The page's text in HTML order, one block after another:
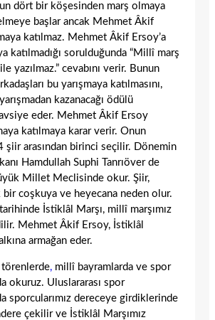
dört bir köşesinden marş olmaya
başlar ancak Mehmet Âkif
katılmaz. Mehmet Âkif Ersoy’a
katılmadığı sorulduğunda “Millî marş
yazılmaz.” cevabını verir. Bunun
bu yarışmaya katılmasını,
kazanacağı ödülü
tavsiye eder. Mehmet Âkif Ersoy
katılmaya karar verir. Onun
şiir arasından birinci seçilir. Dönemin
Hamdullah Suphi Tanrıöver de
Millet Meclisinde okur. Şiir,
coşkuya ve heyecana neden olur.
İstiklâl Marşı, millî marşımız
Mehmet Âkif Ersoy, İstiklâl
armağan eder.
törenlerde, millî bayramlarda ve spor
okuruz. Uluslararası spor
sporcularımız dereceye girdiklerinde
çekilir ve İstiklâl Marşımız